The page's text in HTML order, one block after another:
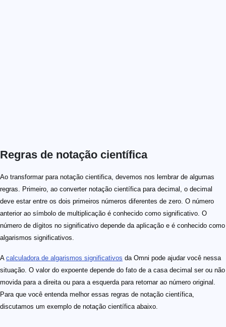
Regras de notação científica
Ao transformar para notação cientifica, devemos nos lembrar de algumas
regras. Primeiro, ao converter notação científica para decimal, o decimal
deve estar entre os dois primeiros números diferentes de zero. O número
anterior ao símbolo de multiplicação é conhecido como significativo. O
número de dígitos no significativo depende da aplicação e é conhecido como
algarismos significativos.
A calculadora de algarismos significativos da Omni pode ajudar você nessa
situação. O valor do expoente depende do fato de a casa decimal ser ou não
movida para a direita ou para a esquerda para retornar ao número original.
Para que você entenda melhor essas regras de notação científica,
discutamos um exemplo de notação científica abaixo.